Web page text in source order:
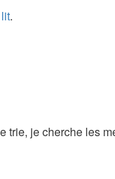
.
trie, je cherche les